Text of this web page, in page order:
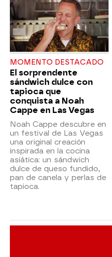
MOMENTO DESTACADO
El sorprendente
sándwich dulce con
tapioca que
conquista a Noah
Cappe en Las Vegas
Noah Cappe descubre en
un festival de Las Vegas
una original creación
inspirada en la cocina
asiática: un sándwich
dulce de queso fundido,
pan de canela y perlas de
tapioca.